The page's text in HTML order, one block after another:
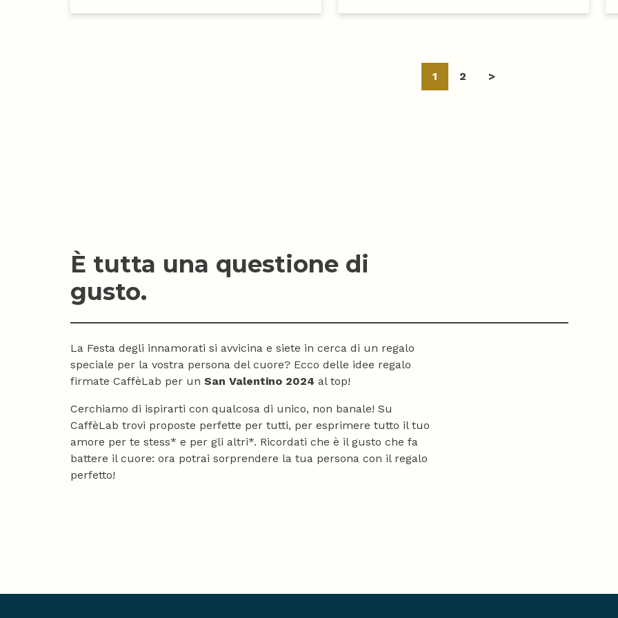
1 2 >
È tutta una questione di
gusto.
La Festa degli innamorati si avvicina e siete in cerca di un regalo
speciale per la vostra persona del cuore? Ecco delle idee regalo
firmate CaffèLab per un San Valentino 2024 al top!
Cerchiamo di ispirarti con qualcosa di unico, non banale! Su
CaffèLab trovi proposte perfette per tutti, per esprimere tutto il tuo
amore per te stess* e per gli altri*. Ricordati che è il gusto che fa
battere il cuore: ora potrai sorprendere la tua persona con il regalo
perfetto!